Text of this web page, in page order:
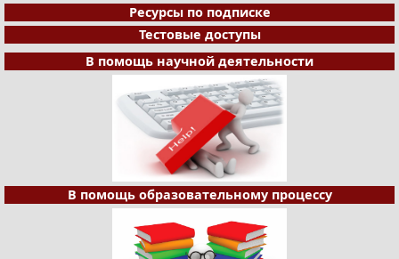
Ресурсы по подписке
Тестовые доступы
В помощь научной деятельности
В помощь образовательному процессу